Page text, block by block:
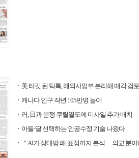
美 타깃 된 틱톡, 해외사업부 분리해 매각 검토
캐나다 인구 작년 105만명 늘어
러, 日과 분쟁 쿠릴열도에 미사일 추가 배치
아들·딸 선택하는 인공수정 기술 나왔다
＂AI가 상대방 패·표정까지 분석… 외교 분